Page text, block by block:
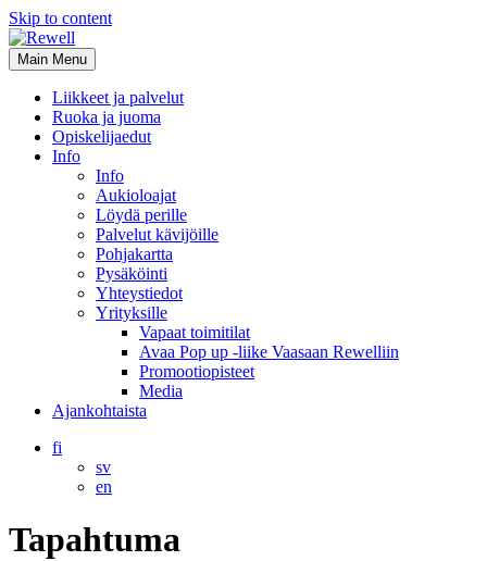
Skip to content
Main Menu
Liikkeet ja palvelut
Ruoka ja juoma
Opiskelijaedut
Info
Info
Aukioloajat
Löydä perille
Palvelut kävijöille
Pohjakartta
Pysäköinti
Yhteystiedot
Yrityksille
Vapaat toimitilat
Avaa Pop up -liike Vaasaan Rewelliin
Promootiopisteet
Media
Ajankohtaista
fi
sv
en
Tapahtuma